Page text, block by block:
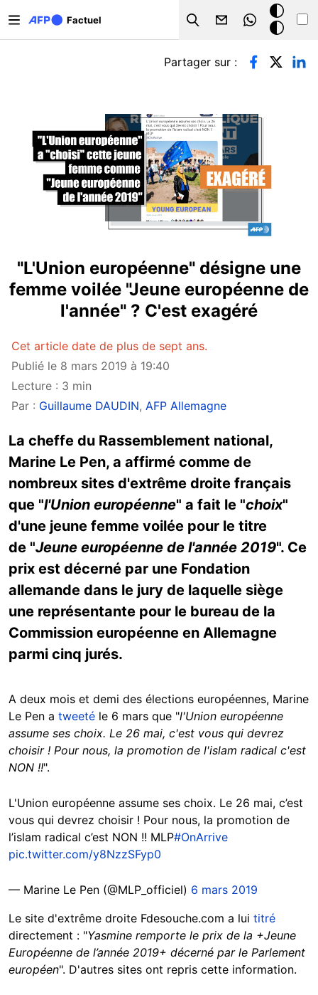
Factuel
Search
Mode
sombre
Onglets principaux
Partager sur :
"L'Union européenne" désigne une
femme voilée "Jeune européenne de
l'année" ? C'est exagéré
Cet article date de plus de sept ans.
Publié le 8 mars 2019 à 19:40
Lecture : 3 min
Par : Guillaume DAUDIN, AFP Allemagne
La cheffe du Rassemblement national,
Marine Le Pen, a affirmé comme de
nombreux sites d'extrême droite français
que "l'Union européenne" a fait le "choix"
d'une jeune femme voilée pour le titre
de "Jeune européenne de l'année 2019". Ce
prix est décerné par une Fondation
allemande dans le jury de laquelle siège
une représentante pour le bureau de la
Commission européenne en Allemagne
parmi cinq jurés.
A deux mois et demi des élections européennes, Marine
Le Pen a tweeté le 6 mars que "l'Union européenne
assume ses choix. Le 26 mai, c'est vous qui devrez
choisir ! Pour nous, la promotion de l'islam radical c'est
NON !!".
L'Union européenne assume ses choix. Le 26 mai, c’est
vous qui devrez choisir ! Pour nous, la promotion de
l’islam radical c’est NON !! MLP#OnArrive
pic.twitter.com/y8NzzSFyp0
— Marine Le Pen (@MLP_officiel) 6 mars 2019
Le site d'extrême droite Fdesouche.com a lui titré
directement : "Yasmine remporte le prix de la +Jeune
Européenne de l’année 2019+ décerné par le Parlement
européen". D'autres sites ont repris cette information.